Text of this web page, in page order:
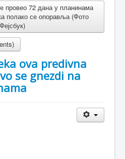
провео 72 дана у планинама
полако се опоравља (Фото
Фејсбук)
ova predivna
se gnezdi na